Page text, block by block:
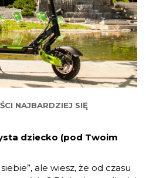
NAJBARDZIEJ SIĘ
dziecko (pod Twoim
ale wiesz, że od czasu